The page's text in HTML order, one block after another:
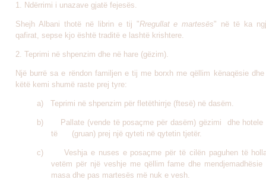
1. Ndërrimi i unazave gjatë fejesës.
Shejh Albani thotë në librin e tij "Rregullat e martesës" në të ka
qafirat, sepse kjo është traditë e lashtë krishtere.
2. Teprimi në shpenzim dhe në hare (gëzim).
Një burrë sa e rëndon familjen e tij me borxh me qëllim kënaqësie dhe
këtë kemi shumë raste prej tyre:
a) Teprimi në shpenzim për fletëthirrje (ftesë) në dasëm.
b)
Pallate (vende të posaçme për dasëm) gëzimi dhe hotele
të (gruan) prej një qyteti në qytetin tjetër.
c)
Veshja e nuses e posaçme për të cilën paguhen të
vetëm për një veshje me qëllim fame dhe
masa dhe pas martesës më nuk e vesh.